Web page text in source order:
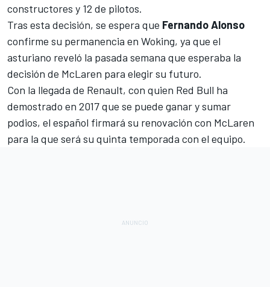
constructores y 12 de pilotos.
Tras esta decisión, se espera que Fernando Alonso
confirme su permanencia en Woking, ya que el
asturiano reveló la pasada semana que esperaba la
decisión de McLaren para elegir su futuro.
Con la llegada de Renault, con quien Red Bull ha
demostrado en 2017 que se puede ganar y sumar
podios, el español firmará su renovación con McLaren
para la que será su quinta temporada con el equipo.